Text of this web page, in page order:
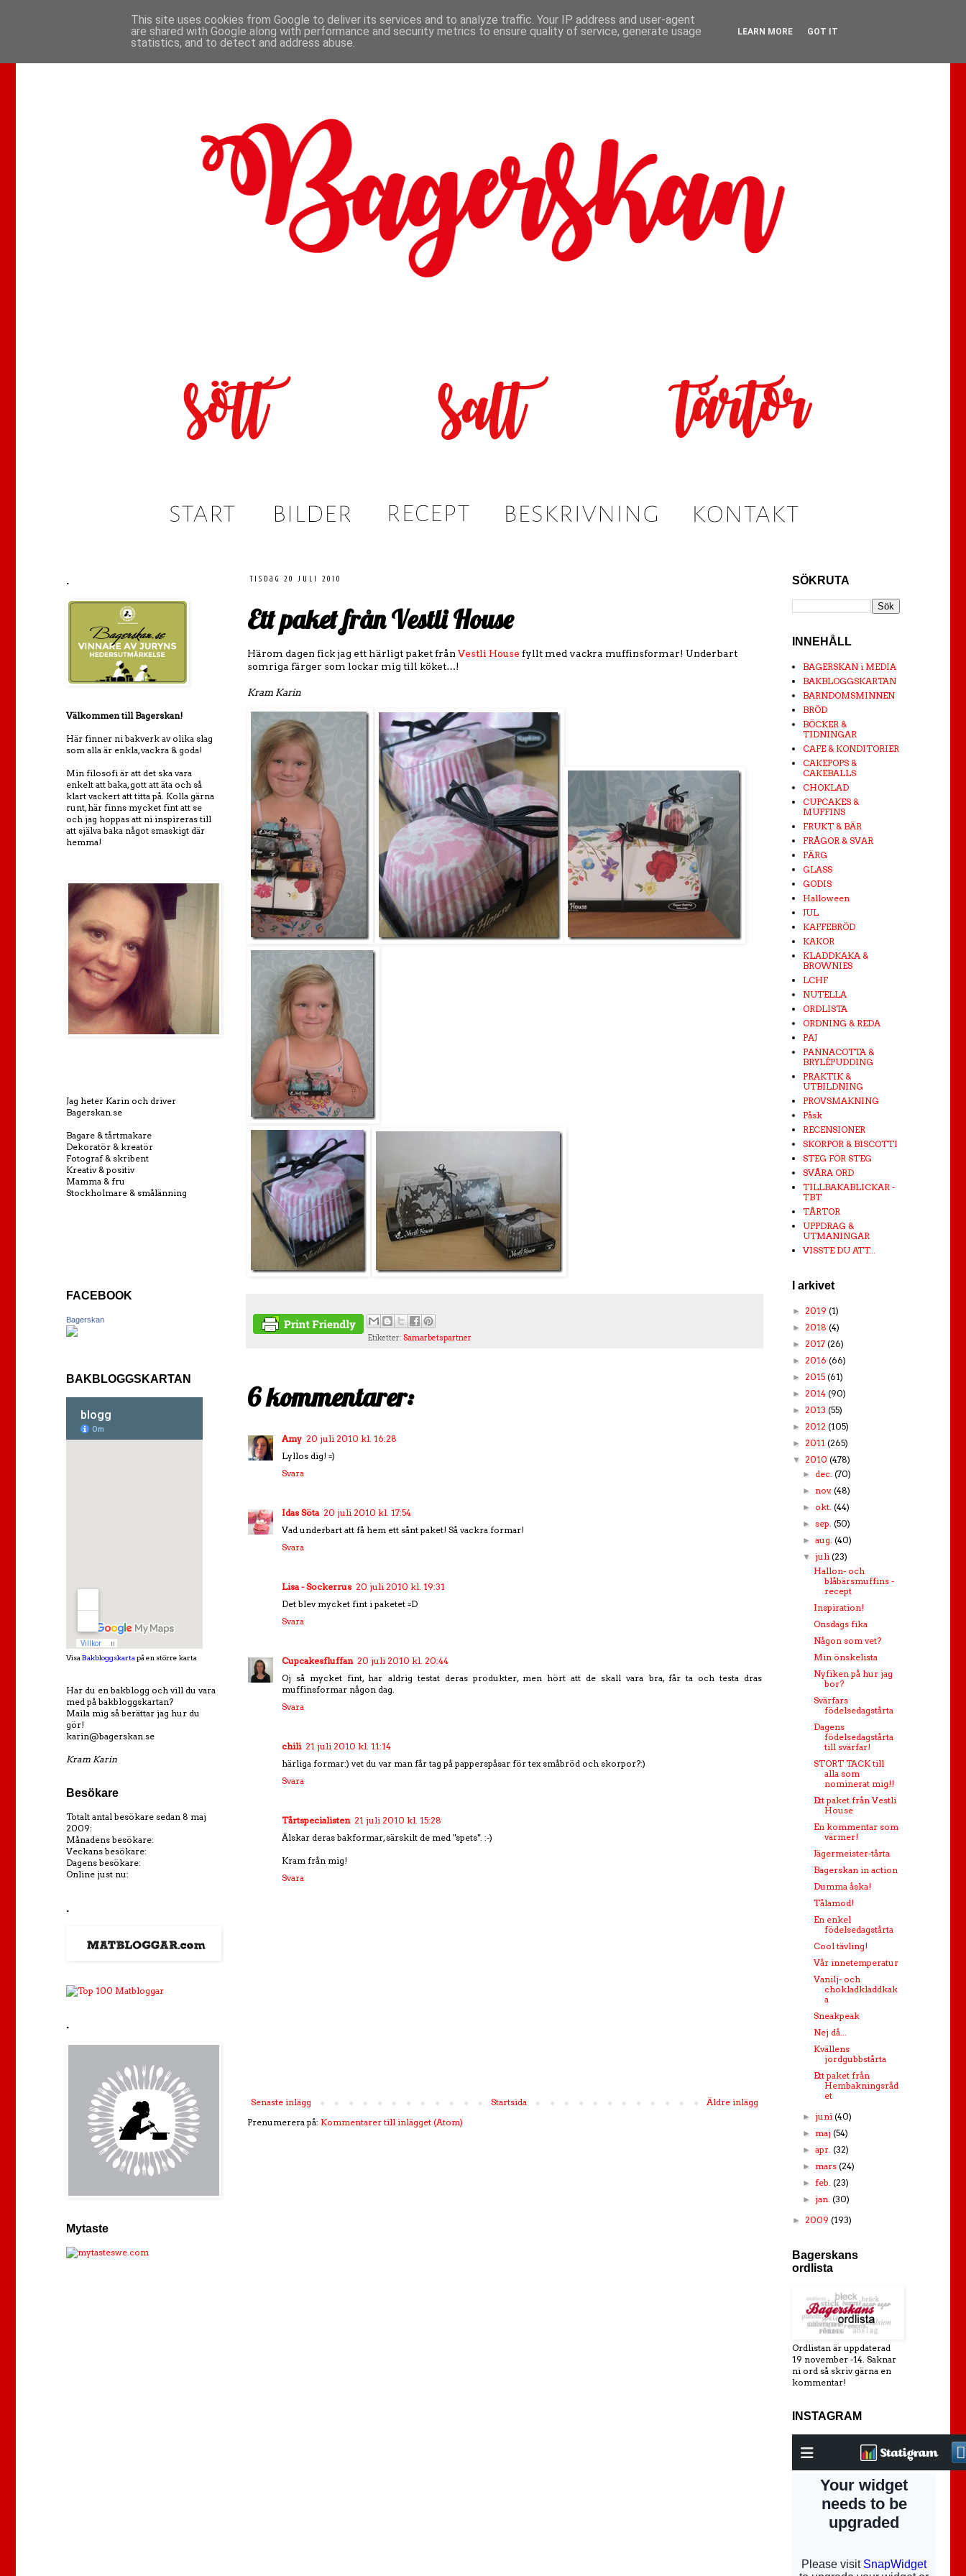
tisdag 20 juli 2010
Ett paket från Vestli House
Härom dagen fick jag ett härligt paket från Vestli House fyllt med vackra muffinsformar! Underbart
somriga färger som lockar mig till köket…!
Kram Karin
Etiketter:Samarbetspartner
6 kommentarer:
Amy 20 juli 2010 kl. 16:28
Lyllos dig! =)
Svara
Idas Söta 20 juli 2010 kl. 17:54
Vad underbart att få hem ett sånt paket! Så vackra formar!
Svara
Lisa - Sockerrus 20 juli 2010 kl. 19:31
Det blev mycket fint i paketet =D
Svara
Cupcakesfluffan 20 juli 2010 kl. 20:44
Oj så mycket fint, har aldrig testat deras produkter, men hört att de skall vara bra, får ta och testa dras
muffinsformar någon dag.
Svara
chili 21 juli 2010 kl. 11:14
härliga formar:) vet du var man får tag på papperspåsar för tex småbröd och skorpor?:)
Svara
Tårtspecialisten 21 juli 2010 kl. 15:28
Älskar deras bakformar, särskilt de med "spets". :-)
Kram från mig!
Svara
Senaste inlägg Äldre inlägg
Startsida
Prenumerera på: Kommentarer till inlägget (Atom)
.
Välkommen till Bagerskan!
Här finner ni bakverk av olika slag
som alla är enkla, vackra & goda!
Min filosofi är att det ska vara
enkelt att baka, gott att äta och så
klart vackert att titta på. Kolla gärna
runt, här finns mycket fint att se
och jag hoppas att ni inspireras till
att själva baka något smaskigt där
hemma!
Jag heter Karin och driver
Bagerskan.se
Bagare & tårtmakare
Dekoratör & kreatör
Fotograf & skribent
Kreativ & positiv
Mamma & fru
Stockholmare & smålänning
FACEBOOK
Bagerskan
BAKBLOGGSKARTAN
Visa Bakbloggskarta på en större karta
Har du en bakblogg och vill du vara
med på bakbloggskartan?
Maila mig så berättar jag hur du
gör!
karin@bagerskan.se
Kram Karin
Besökare
Totalt antal besökare sedan 8 maj
2009:
Månadens besökare:
Veckans besökare:
Dagens besökare:
Online just nu:
.
.
Mytaste
SÖKRUTA
INNEHÅLL
BAGERSKAN i MEDIA
BAKBLOGGSKARTAN
BARNDOMSMINNEN
BRÖD
BÖCKER &
TIDNINGAR
CAFE & KONDITORIER
CAKEPOPS &
CAKEBALLS
CHOKLAD
CUPCAKES &
MUFFINS
FRUKT & BÄR
FRÅGOR & SVAR
FÄRG
GLASS
GODIS
Halloween
JUL
KAFFEBRÖD
KAKOR
KLADDKAKA &
BROWNIES
LCHF
NUTELLA
ORDLISTA
ORDNING & REDA
PAJ
PANNACOTTA &
BRYLÉPUDDING
PRAKTIK &
UTBILDNING
PROVSMAKNING
Påsk
RECENSIONER
SKORPOR & BISCOTTI
STEG FÖR STEG
SVÅRA ORD
TILLBAKABLICKAR -
TBT
TÅRTOR
UPPDRAG &
UTMANINGAR
VISSTE DU ATT...
I arkivet
► 2019 (1)
► 2018 (4)
► 2017 (26)
► 2016 (66)
► 2015 (61)
► 2014 (90)
► 2013 (55)
► 2012 (105)
► 2011 (265)
▼ 2010 (478)
► dec.(70)
► nov.(48)
► okt.(44)
►sep.(50)
►aug.(40)
▼ juli(23)
Hallon- och
blåbärsmuffins -
recept
Inspiration!
Onsdags fika
Någon som vet?
Min önskelista
Nyfiken på hur jag
bor?
Svärfars
födelsedagstårta
Dagens
födelsedagstårta
till svärfar!
STORT TACK till
alla som
nominerat mig!!
Ett paket från Vestli
House
En kommentar som
värmer!
Jägermeister-tårta
Bagerskan in action
Dumma åska!
Tålamod!
En enkel
födelsedagstårta
Cool tävling!
Vår innetemperatur
Vanilj- och
chokladkladdkak
a
Sneakpeak
Nej då...
Kvällens
jordgubbstårta
Ett paket från
Hembakningsråd
et
► juni(40)
► maj(54)
►apr.(32)
► mars(24)
►feb.(23)
► jan.(30)
► 2009 (193)
Bagerskans
ordlista
Ordlistan är uppdaterad
19 november -14. Saknar
ni ord så skriv gärna en
kommentar!
INSTAGRAM
This site uses cookies from Google to deliver its services and to analyze traffic. Your IP address and user-agent
are shared with Google along with performance and security metrics to ensure quality of service, generate usage
statistics, and to detect and address abuse.
LEARN MORE GOT IT